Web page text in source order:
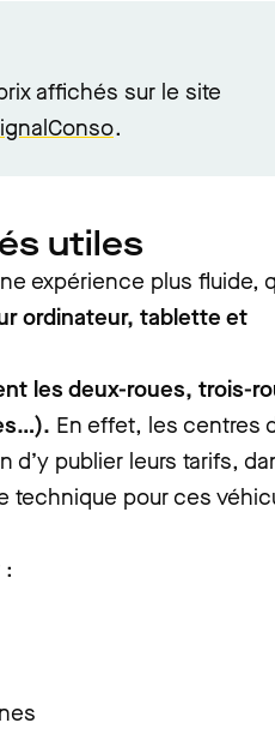
affichés sur le site
.
utiles
expérience plus fluide,
ordinateur, tablette et
les deux-roues, trois-
En effet, les centres
d’y publier leurs tarifs,
technique pour ces